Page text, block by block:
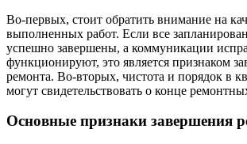
Во-первых, стоит обратить внимание на
выполненных работ. Если все
успешно завершены, а коммуникации
функционируют, это является признаком
ремонта. Во-вторых, чистота и порядок в
могут свидетельствовать о конце
Основные признаки завершения